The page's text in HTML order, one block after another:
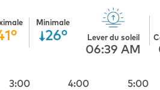
Minimale
26° Lever du soleil
06:39 AM
3:00 4:00 5:00